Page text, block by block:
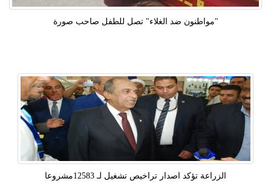
"مواطنون ضد الغلاء" تصل للطفل صاحب صورة
الزراعة تؤكد اصدار تراخيص تشغيل لـ 12583مشروعا